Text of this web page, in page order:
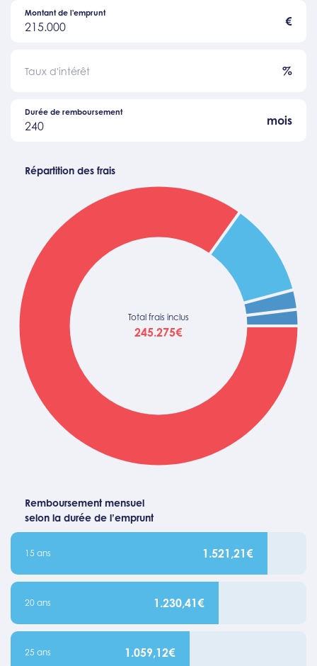
215.000
Montant de l'emprunt
€
Taux d'intérêt %
240
Durée de remboursement
mois
Répartition des frais
Total frais inclus
245.275€
Remboursement mensuel
selon la durée de l’emprunt
15 ans 1.521,21€
20 ans 1.230,41€
25 ans 1.059,12€